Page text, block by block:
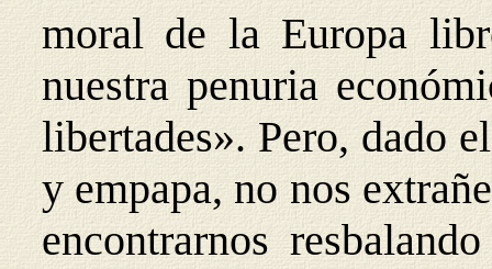
moral de la Europa
nuestra penuria
libertades». Pero, dado
y empapa, no nos
encontrarnos resbalan